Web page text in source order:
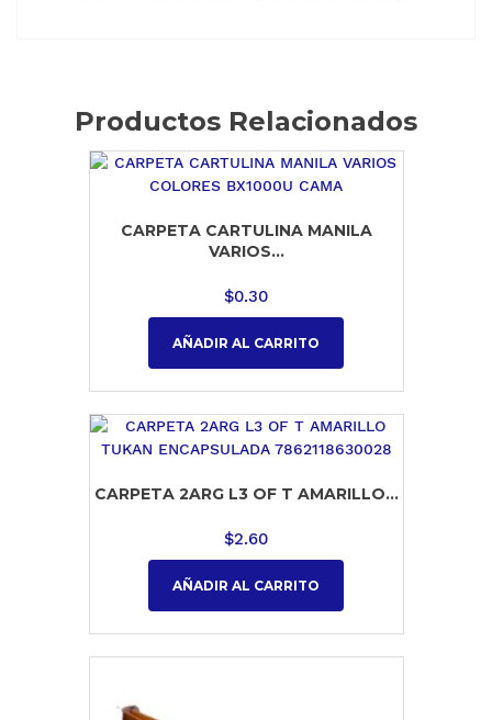
Productos Relacionados
CARPETA CARTULINA MANILA
VARIOS...
$0.30
AÑADIR AL CARRITO
CARPETA 2ARG L3 OF T AMARILLO...
$2.60
AÑADIR AL CARRITO